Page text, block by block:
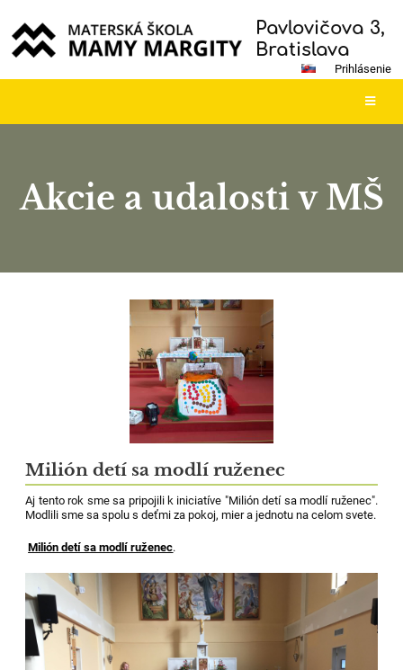
Pavlovičova 3,
Bratislava
Prihlásenie
Akcie a udalosti v MŠ
Milión detí sa modlí ruženec
Aj tento rok sme sa pripojili k iniciatíve "Milión detí sa modlí ruženec".
Modlili sme sa spolu s deťmi za pokoj, mier a jednotu na celom svete.
Milión detí sa modlí ruženec.